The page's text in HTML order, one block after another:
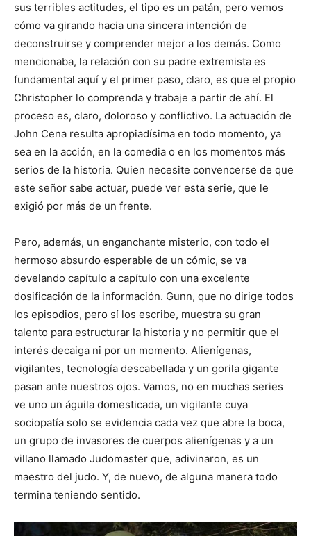
sus terribles actitudes, el tipo es un patán, pero vemos
cómo va girando hacia una sincera intención de
deconstruirse y comprender mejor a los demás. Como
mencionaba, la relación con su padre extremista es
fundamental aquí y el primer paso, claro, es que el propio
Christopher lo comprenda y trabaje a partir de ahí. El
proceso es, claro, doloroso y conflictivo. La actuación de
John Cena resulta apropiadísima en todo momento, ya
sea en la acción, en la comedia o en los momentos más
serios de la historia. Quien necesite convencerse de que
este señor sabe actuar, puede ver esta serie, que le
exigió por más de un frente.
Pero, además, un enganchante misterio, con todo el
hermoso absurdo esperable de un cómic, se va
develando capítulo a capítulo con una excelente
dosificación de la información. Gunn, que no dirige todos
los episodios, pero sí los escribe, muestra su gran
talento para estructurar la historia y no permitir que el
interés decaiga ni por un momento. Alienígenas,
vigilantes, tecnología descabellada y un gorila gigante
pasan ante nuestros ojos. Vamos, no en muchas series
ve uno un águila domesticada, un vigilante cuya
sociopatía solo se evidencia cada vez que abre la boca,
un grupo de invasores de cuerpos alienígenas y a un
villano llamado Judomaster que, adivinaron, es un
maestro del judo. Y, de nuevo, de alguna manera todo
termina teniendo sentido.